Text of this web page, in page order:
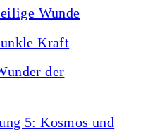
Wunde
Kraft
der
5: Kosmos und